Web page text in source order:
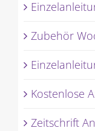
Zubehör
Kostenlose
Zeitschrift